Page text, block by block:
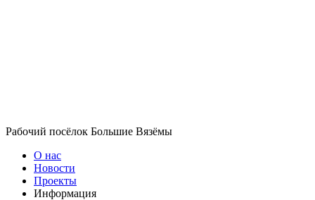
Рабочий посёлок Большие Вязёмы
О нас
Новости
Проекты
Информация